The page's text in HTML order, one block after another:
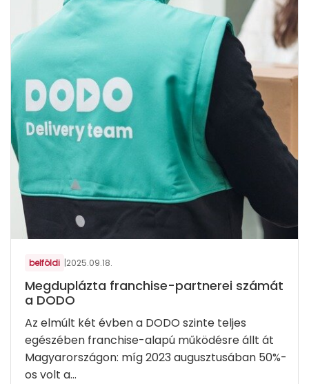
belföldi |2025.09.18.
Megduplázta franchise-partnerei számát
a DODO
Az elmúlt két évben a DODO szinte teljes
egészében franchise-alapú működésre állt át
Magyarországon: míg 2023 augusztusában 50%-
os volt a...